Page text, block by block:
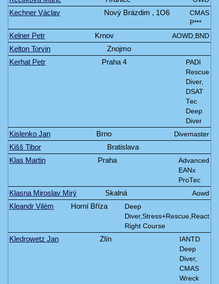
Kechner Václav Nový Brázdim , 1O6
CMAS
P***
Kelner Petr Krnov AOWD,BND
Kelton Torvin
Znojmo
Kerhat Petr
Praha 4
PADI
Rescue
Diver,
DSAT
Tec
Deep
Diver
Kislenko Jan Brno Divemaster
Kišš Tibor
Bratislava
Klas Martin
Praha
Advanced
EANx
ProTec
Klasna Miroslav Mirý Skalná Aowd
Kleandr Vilém Horní Bříza
Deep
Diver,Stress+Rescue,React
Right Course
Kledrowetz Jan Zlín
IANTD
Deep
Diver,
CMAS
Wreck